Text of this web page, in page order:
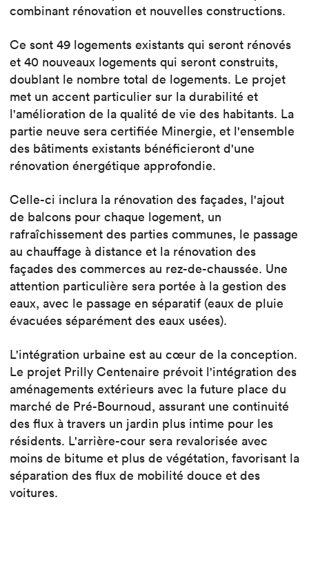
combinant rénovation et nouvelles constructions.
Ce sont 49 logements existants qui seront rénovés
et 40 nouveaux logements qui seront construits,
doublant le nombre total de logements. Le projet
met un accent particulier sur la durabilité et
l'amélioration de la qualité de vie des habitants. La
partie neuve sera certifiée Minergie, et l'ensemble
des bâtiments existants bénéficieront d'une
rénovation énergétique approfondie.
Celle-ci inclura la rénovation des façades, l'ajout
de balcons pour chaque logement, un
rafraîchissement des parties communes, le passage
au chauffage à distance et la rénovation des
façades des commerces au rez-de-chaussée. Une
attention particulière sera portée à la gestion des
eaux, avec le passage en séparatif (eaux de pluie
évacuées séparément des eaux usées).
L'intégration urbaine est au cœur de la conception.
Le projet Prilly Centenaire prévoit l'intégration des
aménagements extérieurs avec la future place du
marché de Pré-Bournoud, assurant une continuité
des flux à travers un jardin plus intime pour les
résidents. L'arrière-cour sera revalorisée avec
moins de bitume et plus de végétation, favorisant la
séparation des flux de mobilité douce et des
voitures.